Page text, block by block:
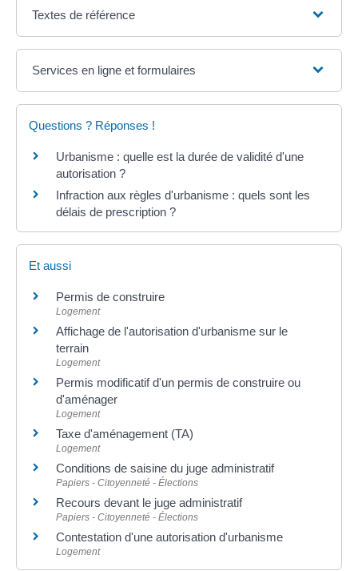
Textes de référence
Services en ligne et formulaires
Questions ? Réponses !
Urbanisme : quelle est la durée de validité d'une
autorisation ?
Infraction aux règles d'urbanisme : quels sont les
délais de prescription ?
Et aussi
Permis de construire
Logement
Affichage de l'autorisation d'urbanisme sur le
terrain
Logement
Permis modificatif d'un permis de construire ou
d'aménager
Logement
Taxe d'aménagement (TA)
Logement
Conditions de saisine du juge administratif
Papiers - Citoyenneté - Élections
Recours devant le juge administratif
Papiers - Citoyenneté - Élections
Contestation d'une autorisation d'urbanisme
Logement